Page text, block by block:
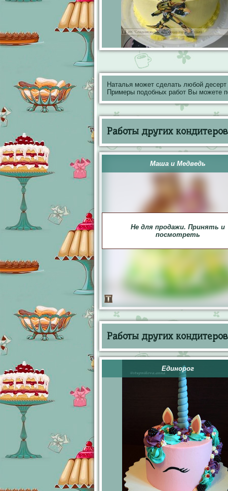
Наталья может сделать любой десерт
Примеры подобных работ Вы можете
Работы других
Маша и Медведь
Не для продажи. Принять и
посмотреть
Работы других
Единорог